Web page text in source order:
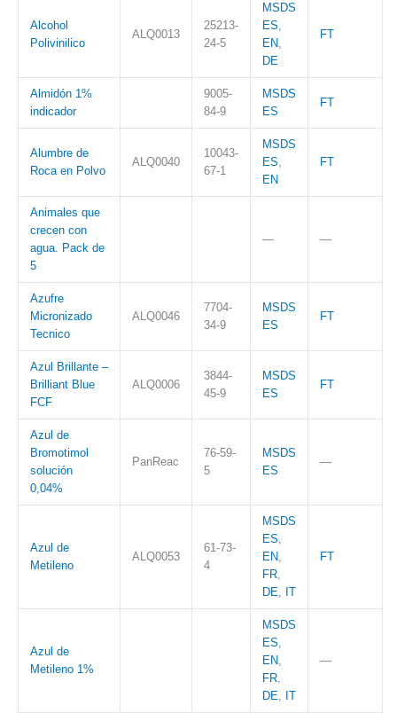
Alcohol
Polivinilico
ALQ0013
25213-
24-5
MSDS
ES,
EN,
DE
FT
Almidón 1%
indicador
9005-
84-9
MSDS
ES
FT
Alumbre de
Roca en Polvo
ALQ0040
10043-
67-1
MSDS
ES,
EN
FT
Animales que
crecen con
agua. Pack de
5
— —
Azufre
Micronizado
Tecnico
ALQ0046
7704-
34-9
MSDS
ES
FT
Azul Brillante –
Brilliant Blue
FCF
ALQ0006
3844-
45-9​
MSDS
ES
FT
Azul de
Bromotimol
solución
0,04%
PanReac
76-59-
5
MSDS
ES
—
Azul de
Metileno
ALQ0053
61-73-
4
MSDS
ES,
EN,
FR,
DE, IT
FT
Azul de
Metileno 1%
MSDS
ES,
EN,
FR,
DE, IT
—